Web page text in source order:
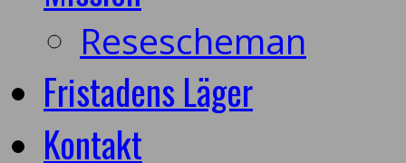
Resescheman
Fristadens Läger
Kontakt